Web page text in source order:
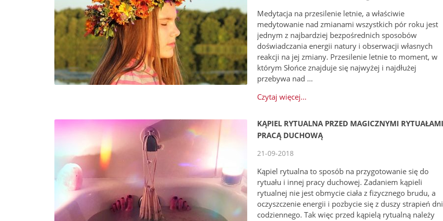
Medytacja na przesilenie letnie, a właściwie
medytowanie nad zmianami wszystkich pór roku jest
jednym z najbardziej bezpośrednich sposobów
doświadczania energii natury i obserwacji własnych
reakcji na jej zmiany. Przesilenie letnie to moment, w
którym Słońce znajduje się najwyżej i najdłużej
przebywa nad …
Czytaj więcej...
KĄPIEL RYTUALNA PRZED MAGICZNYMI
PRACĄ DUCHOWĄ
21-09-2018
Kąpiel rytualna to sposób na przygotowanie się do
rytuału i innej pracy duchowej. Zadaniem kąpieli
rytualnej nie jest obmycie ciała z fizycznego brudu, a
oczyszczenie energii i pozbycie się z duszy strapień
codziennego. Tak więc przed kąpielą rytualną należy